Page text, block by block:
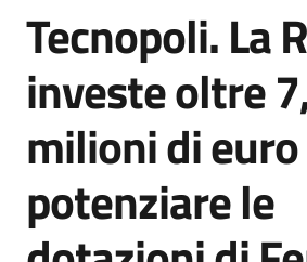
Agenzia
di
informazione
comunicazione
Salta al contenuto
Tecnopoli. La
investe oltre
milioni di
potenziare le